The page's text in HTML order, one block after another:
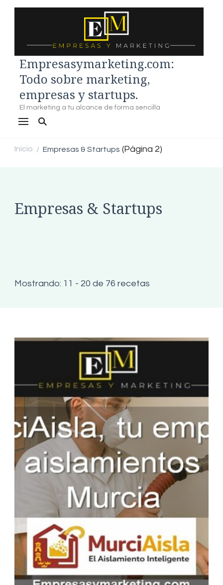
Empresasymarketing.com:
Todo sobre marketing,
empresas y startups.
El marketing a tu alcance de forma sencilla
Inicio / Empresas & Startups (Página 2)
Empresas & Startups
Mostrando: 11 - 20 de 76 recetas